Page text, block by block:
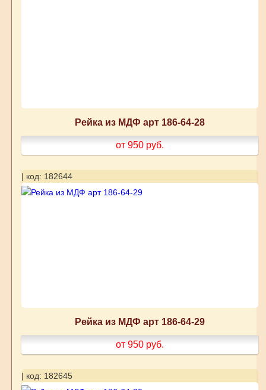
Рейка из МДФ арт 186-64-28
от 950 руб.
| код: 182644
Рейка из МДФ арт 186-64-29
от 950 руб.
| код: 182645